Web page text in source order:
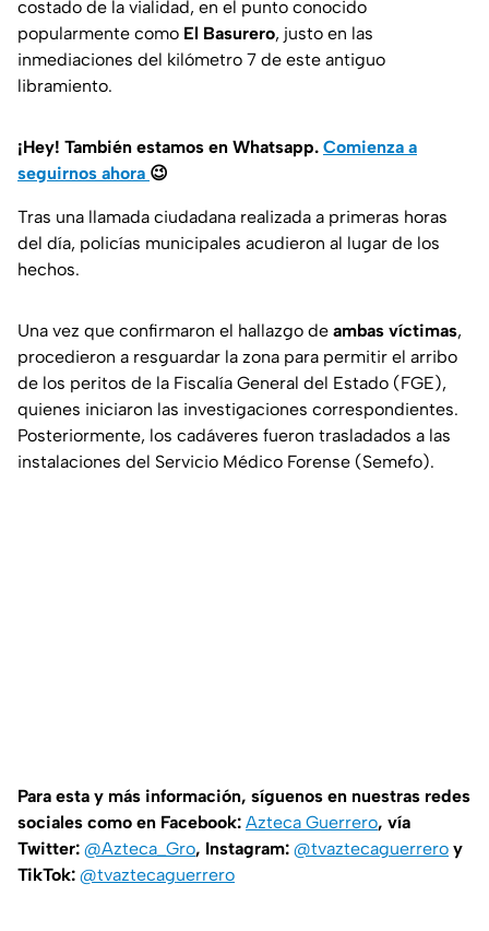
costado de la vialidad, en el punto conocido
popularmente como El Basurero, justo en las
inmediaciones del kilómetro 7 de este antiguo
libramiento.
¡Hey! También estamos en Whatsapp. Comienza a
seguirnos ahora 😉
Tras una llamada ciudadana realizada a primeras horas
del día, policías municipales acudieron al lugar de los
hechos.
Una vez que confirmaron el hallazgo de ambas víctimas,
procedieron a resguardar la zona para permitir el arribo
de los peritos de la Fiscalía General del Estado (FGE),
quienes iniciaron las investigaciones correspondientes.
Posteriormente, los cadáveres fueron trasladados a las
instalaciones del Servicio Médico Forense (Semefo).
Para esta y más información, síguenos en nuestras redes
sociales como en Facebook: Azteca Guerrero, vía
Twitter: @Azteca_Gro, Instagram: @tvaztecaguerrero y
TikTok: @tvaztecaguerrero